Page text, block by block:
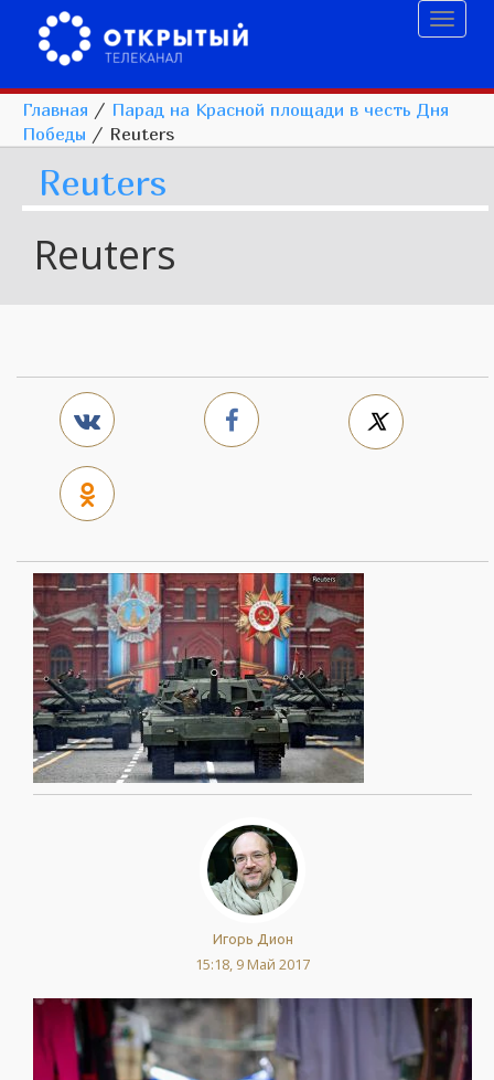
Главная / Парад на Красной площади в честь Дня
Победы / Reuters
Reuters
Reuters
Игорь Дион
15:18, 9 Май 2017